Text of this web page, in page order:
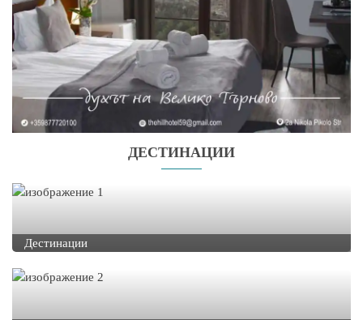
ДЕСТИНАЦИИ
Дестинации